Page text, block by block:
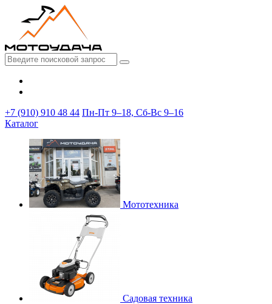
+7 (910) 910 48 44 Пн-Пт 9–18, Сб-Вс 9–16
Каталог
Мототехника
Садовая техника